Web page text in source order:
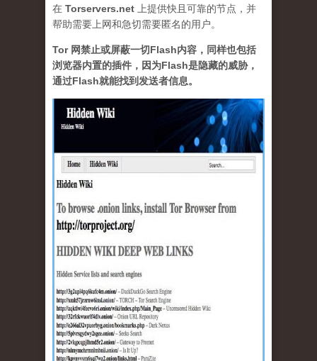
在 Torservers.net
上提供快且可靠的节点，并
帮助需要上网和急切需要匿名的用户。
Tor 网禁止或屏蔽一切Flash内容，同样也包括
浏览器内置的插件，因为Flash是隐藏的威胁，
通过Flash就能找到发送者信息。